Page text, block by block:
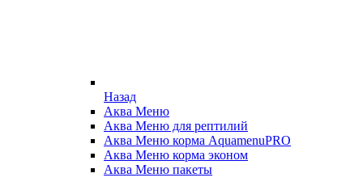
Назад
Аква Меню
Аква Меню для рептилий
Аква Меню корма AquamenuPRO
Аква Меню корма эконом
Аква Меню пакеты